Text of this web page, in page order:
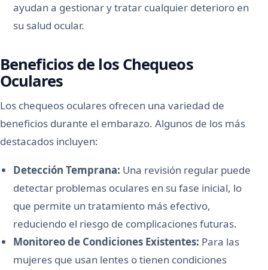
ayudan a gestionar y tratar cualquier deterioro en
su salud ocular.
Beneficios de los Chequeos
Oculares
Los chequeos oculares ofrecen una variedad de
beneficios durante el embarazo. Algunos de los más
destacados incluyen:
Detección Temprana: Una revisión regular puede
detectar problemas oculares en su fase inicial, lo
que permite un tratamiento más efectivo,
reduciendo el riesgo de complicaciones futuras.
Monitoreo de Condiciones Existentes: Para las
mujeres que usan lentes o tienen condiciones